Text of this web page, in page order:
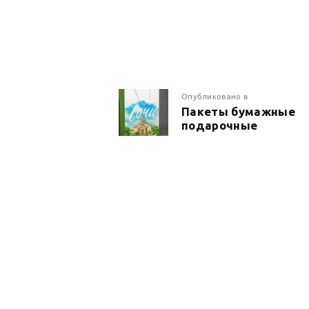
ПО
Опубликовано вПредыдущая
запись:
Пакеты бумажные
подарочные